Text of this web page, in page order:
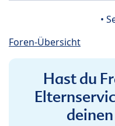
•
Foren-Übersicht
Hast du